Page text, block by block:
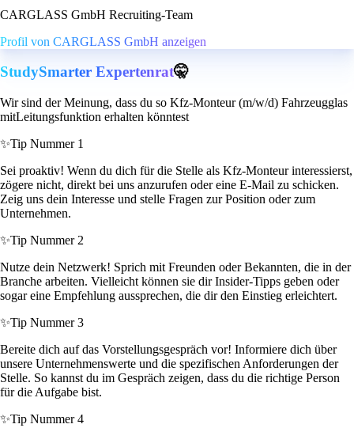
CARGLASS GmbH Recruiting-Team
Profil von CARGLASS GmbH anzeigen
StudySmarter Expertenrat🤫
Wir sind der Meinung, dass du so Kfz-Monteur (m/w/d) Fahrzeugglas
mitLeitungsfunktion erhalten könntest
✨Tip Nummer 1
Sei proaktiv! Wenn du dich für die Stelle als Kfz-Monteur interessierst,
zögere nicht, direkt bei uns anzurufen oder eine E-Mail zu schicken.
Zeig uns dein Interesse und stelle Fragen zur Position oder zum
Unternehmen.
✨Tip Nummer 2
Nutze dein Netzwerk! Sprich mit Freunden oder Bekannten, die in der
Branche arbeiten. Vielleicht können sie dir Insider-Tipps geben oder
sogar eine Empfehlung aussprechen, die dir den Einstieg erleichtert.
✨Tip Nummer 3
Bereite dich auf das Vorstellungsgespräch vor! Informiere dich über
unsere Unternehmenswerte und die spezifischen Anforderungen der
Stelle. So kannst du im Gespräch zeigen, dass du die richtige Person
für die Aufgabe bist.
✨Tip Nummer 4